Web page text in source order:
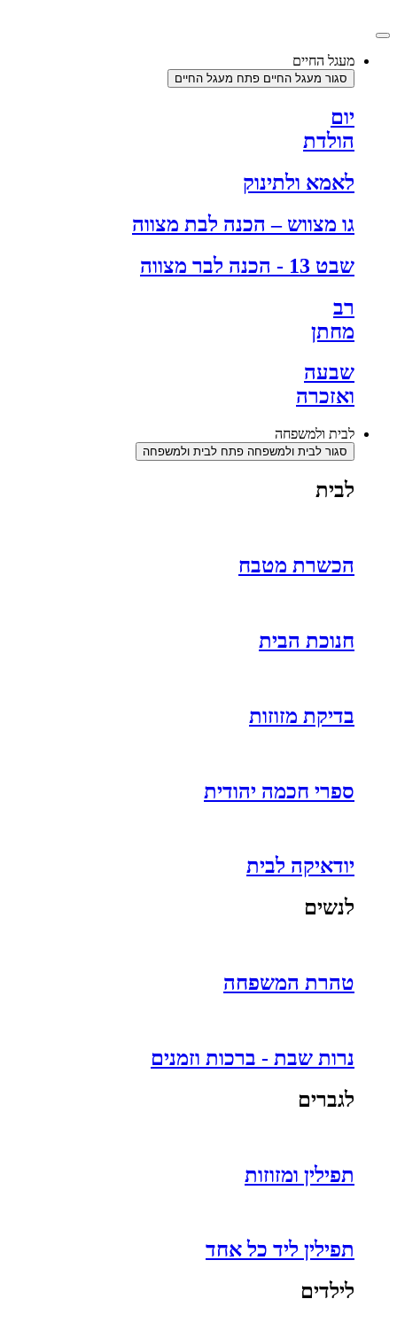
לתוכן
מעגל החיים
סגור מעגל החיים פתח מעגל החיים
יום
הולדת
לאמא ולתינוק
גו מצווש – הכנה לבת מצווה
שבט 13 - הכנה לבר מצווה
רב
מחתן
שבעה
ואזכרה
לבית ולמשפחה
סגור לבית ולמשפחה פתח לבית ולמשפחה
לבית
הכשרת מטבח
חנוכת הבית
בדיקת מזוזות
ספרי חכמה יהודית
יודאיקה לבית
לנשים
טהרת המשפחה
נרות שבת - ברכות וזמנים
לגברים
תפילין ומזוזות
תפילין ליד כל אחד
לילדים